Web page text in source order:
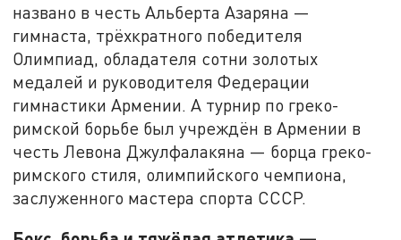
названо в честь Альберта Азаряна —
гимнаста, трёхкратного победителя
Олимпиад, обладателя сотни золотых
медалей и руководителя Федерации
гимнастики Армении. А турнир по греко-
римской борьбе был учреждён в Армении в
честь Левона Джулфалакяна — борца греко-
римского стиля, олимпийского чемпиона,
заслуженного мастера спорта СССР.